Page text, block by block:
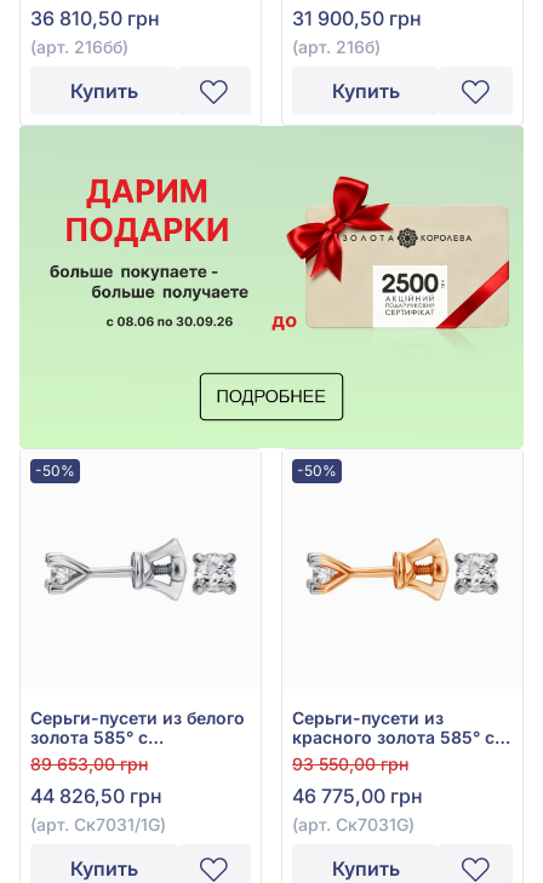
36 810,50 грн
(арт. 216бб)
Купить
чёрным бриллиантом
0,171ct, арт. 216б
31 900,50 грн
(арт. 216б)
Купить
-50%
Серьги-пусети из белого
золота 585° с
бриллиантом 0,38ct, арт.
Ск7031/1G
89 653,00 грн
44 826,50 грн
(арт. Ск7031/1G)
Купить
-50%
Серьги-пусети из
красного золота 585° с
бриллиантом 0,36ct, арт.
Ск7031G
93 550,00 грн
46 775,00 грн
(арт. Ск7031G)
Купить